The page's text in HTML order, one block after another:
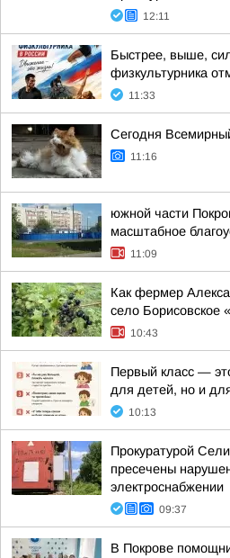
12:11
Быстрее, выше,
физкультурника
11:33
Сегодня
11:16
южной части
масштабное
11:09
Как фермер
село Борисовское
10:43
Первый класс —
для детей, но и
10:13
Прокуратурой
пресечены
электроснабжении
09:37
В Покрове